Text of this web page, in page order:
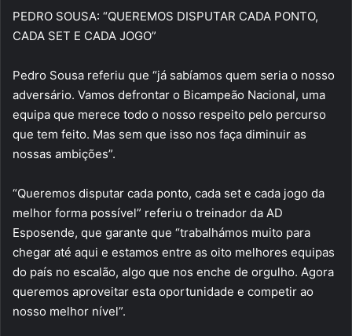
PEDRO SOUSA: “QUEREMOS DISPUTAR CADA PONTO,
CADA SET E CADA JOGO”
Pedro Sousa referiu que “já sabíamos quem seria o nosso
adversário. Vamos defrontar o Bicampeão Nacional, uma
equipa que merece todo o nosso respeito pelo percurso
que tem feito. Mas sem que isso nos faça diminuir as
nossas ambições”.
“Queremos disputar cada ponto, cada set e cada jogo da
melhor forma possível” referiu o treinador da AD
Esposende, que garante que “trabalhámos muito para
chegar até aqui e estamos entre as oito melhores equipas
do país no escalão, algo que nos enche de orgulho. Agora
queremos aproveitar esta oportunidade e competir ao
nosso melhor nível”.